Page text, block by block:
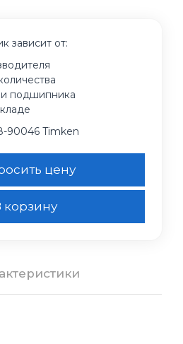
зависит от:
подшипника
90046 Timken
цену
корзину